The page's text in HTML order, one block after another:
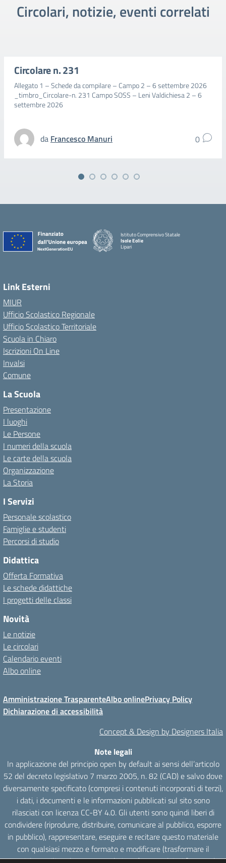
Circolari, notizie, eventi correlati
Circolare n. 231
Allegato 1 – Schede da compilare – Campo 2 – 6 settembre 2026
_timbro_Circolare-n. 231 Campo SOSS – Leni Valdichiesa 2 – 6
settembre 2026
da Francesco Manuri 0
Istituto Comprensivo Statale
Isole Eolie
Lipari
Link Esterni
MIUR
Ufficio Scolastico Regionale
Ufficio Scolastico Territoriale
Scuola in Chiaro
Iscrizioni On Line
Invalsi
Comune
La Scuola
Presentazione
I luoghi
Le Persone
I numeri della scuola
Le carte della scuola
Organizzazione
La Storia
I Servizi
Personale scolastico
Famiglie e studenti
Percorsi di studio
Didattica
Offerta Formativa
Le schede didattiche
I progetti delle classi
Novità
Le notizie
Le circolari
Calendario eventi
Albo online
Amministrazione TrasparenteAlbo onlinePrivacy Policy
Dichiarazione di accessibilità
Concept & Design by Designers Italia
Note legali
In applicazione del principio open by default ai sensi dell’articolo
52 del decreto legislativo 7 marzo 2005, n. 82 (CAD) e salvo dove
diversamente specificato (compresi i contenuti incorporati di terzi),
i dati, i documenti e le informazioni pubblicati sul sito sono
rilasciati con licenza CC-BY 4.0. Gli utenti sono quindi liberi di
condividere (riprodurre, distribuire, comunicare al pubblico, esporre
in pubblico), rappresentare, eseguire e recitare questo materiale
con qualsiasi mezzo e formato e modificare (trasformare il